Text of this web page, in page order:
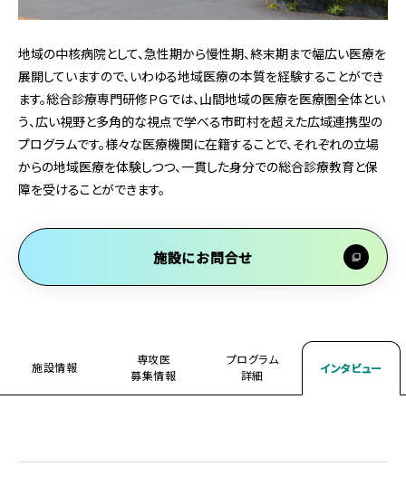
地域の中核病院として、急性期から慢性期、終末期まで幅広い医療を
展開していますので、いわゆる地域医療の本質を経験することができ
ます。総合診療専門研修ＰＧでは、山間地域の医療を医療圏全体とい
う、広い視野と多角的な視点で学べる市町村を超えた広域連携型の
プログラムです。様々な医療機関に在籍することで、それぞれの立場
からの地域医療を体験しつつ、一貫した身分での総合診療教育と保
障を受けることができます。
施設にお問合せ
施設情報
専攻医
募集情報
プログラム
詳細
インタビュー